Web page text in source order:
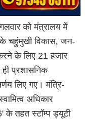
को मंत्रालय में
चहुंमुखी विकास, जन-
के लिए 21 हजार
प्रशासनिक
लिए गए। मंत्रि-
अधिकार
के तहत स्टॉम्प ड्यूटी